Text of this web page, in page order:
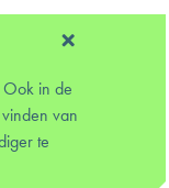
Ook in de
van
te